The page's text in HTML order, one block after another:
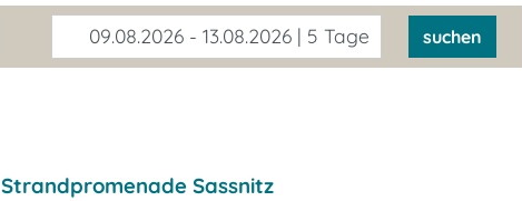
09.08.2026 - 13.08.2026 | 5 Tage suchen
Strandpromenade Sassnitz